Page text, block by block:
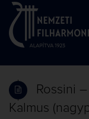
Rossini
Kalmus